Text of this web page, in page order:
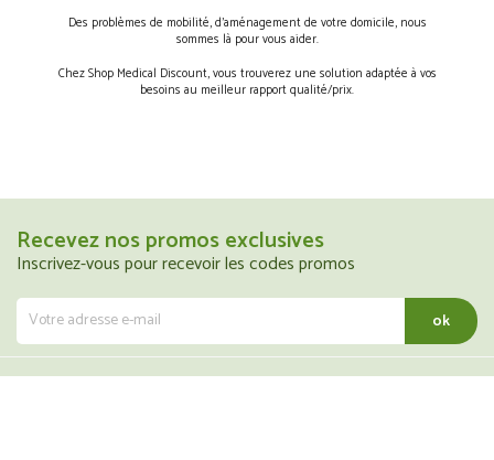
Des problèmes de mobilité, d’aménagement de votre domicile, nous
sommes là pour vous aider.
Chez Shop Medical Discount, vous trouverez une solution adaptée à vos
besoins au meilleur rapport qualité/prix.
Recevez nos promos exclusives
Inscrivez-vous pour recevoir les codes promos